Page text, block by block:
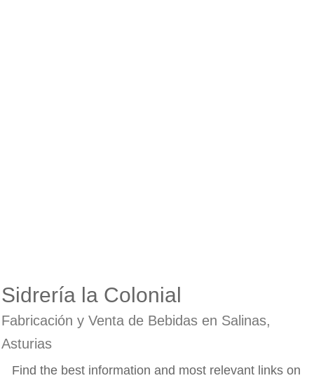
Sidrería la Colonial
Fabricación y Venta de Bebidas en Salinas,
Asturias
Find the best information and most relevant links on